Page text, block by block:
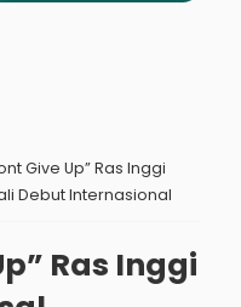
Give Up” Ras Inggi
Debut Internasional
Ras Inggi